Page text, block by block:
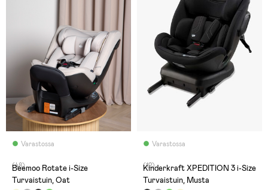
Varastossa
(48)
Beemoo Rotate i-Size
Turvaistuin, Oat
Varastossa
(12)
Kinderkraft XPEDITION 3 i-Size
Turvaistuin, Musta